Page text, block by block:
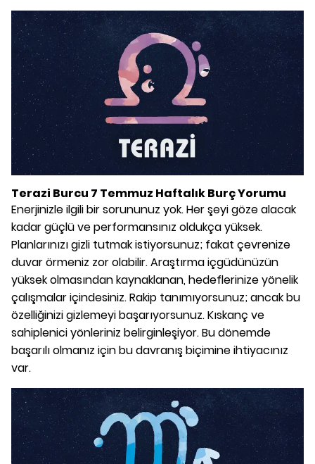
Terazi Burcu 7 Temmuz Haftalık Burç Yorumu
Enerjinizle ilgili bir sorununuz yok. Her şeyi göze alacak
kadar güçlü ve performansınız oldukça yüksek.
Planlarınızı gizli tutmak istiyorsunuz; fakat çevrenize
duvar örmeniz zor olabilir. Araştırma içgüdünüzün
yüksek olmasından kaynaklanan, hedeflerinize yönelik
çalışmalar içindesiniz. Rakip tanımıyorsunuz; ancak bu
özelliğinizi gizlemeyi başarıyorsunuz. Kıskanç ve
sahiplenici yönleriniz belirginleşiyor. Bu dönemde
başarılı olmanız için bu davranış biçimine ihtiyacınız
var.